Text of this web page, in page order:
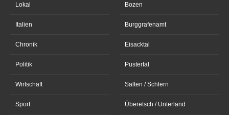
Lokal
Italien
Chronik
Politik
Wirtschaft
Sport
Bozen
Burggrafenamt
Eisacktal
Pustertal
Salten / Schlern
Überetsch / Unterland